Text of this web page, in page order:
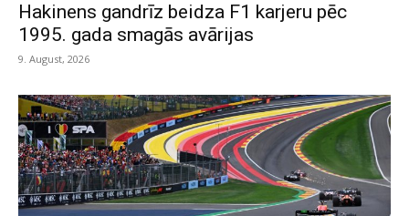
Hakinens gandrīz beidza F1 karjeru pēc
1995. gada smagās avārijas
9. August, 2026